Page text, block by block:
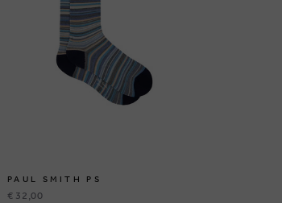
PAUL SMITH PS
€ 32,00